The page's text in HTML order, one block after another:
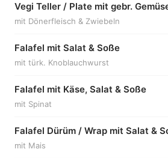
Vegi Teller / Plate mit gebr.
mit Dönerfleisch & Zwiebeln
Falafel mit Salat & Soße
mit türk. Knoblauchwurst
Falafel mit Käse, Salat & Soße
mit Spinat
Falafel Dürüm / Wrap mit Salat &
mit Mais